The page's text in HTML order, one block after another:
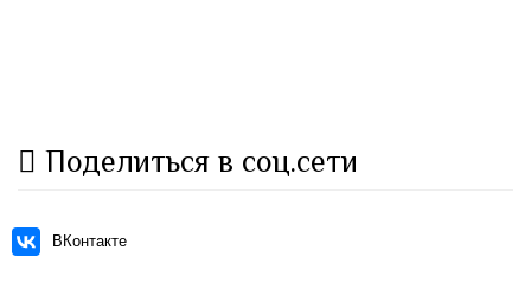
Поделиться в соц.сети
ВКонтакте